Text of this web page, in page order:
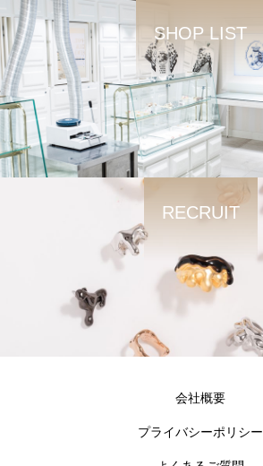
SHOP LIST
RECRUIT
会社概要
プライバシーポリシー